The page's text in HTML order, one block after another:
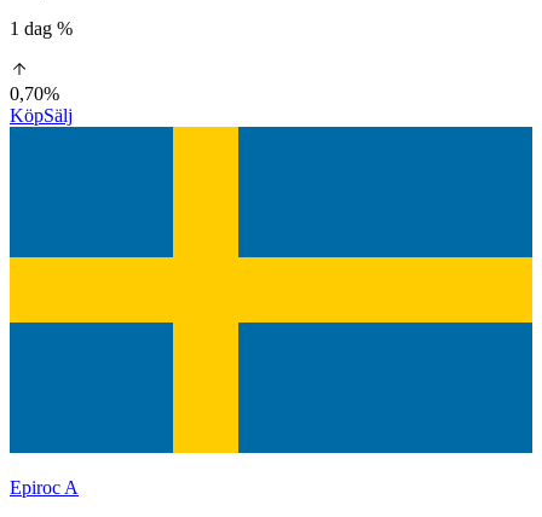
1 dag %
0,70%
KöpSälj
Epiroc A